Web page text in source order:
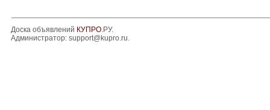
Доска объявлений КУПРО.РУ.
Администратор: support@kupro.ru.